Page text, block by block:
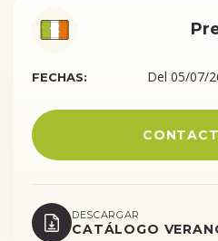
FECHAS: Del 05/07/
DESCARGAR
CATÁLOGO